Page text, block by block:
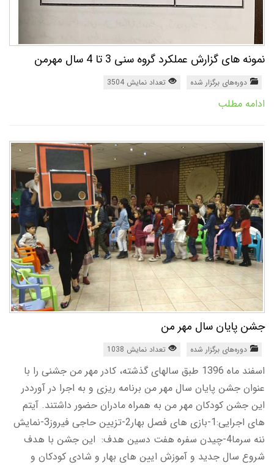
نمونه های گزارش عملکرد گروه سنی 3 تا 4 سال مهرمن
دوره‌های برگزار شده تعداد نمایش 3504
ادامه مطلب
جشن پایان سال مهر من
دوره‌های برگزار شده تعداد نمایش 1038
اسفند ماه 1396 طبق سالهای گذشته، کادر مهر من جشنی را با
عنوان جشن پایان سال مهر من برنامه ریزی و به اجرا در آورددر
این جشن کودکان مهر من به همراه مادران حضور داشتند. آیتم
های اجرایی:1-بازی های فصل بهار2-تزیین حاجی فیروز3-نمایش
ننه سرما4-چیدن سفره هفت دسین هدف: این جشن با هدف
شروع سال جدید و آموزش ایین های بهار و شادی کودکان و